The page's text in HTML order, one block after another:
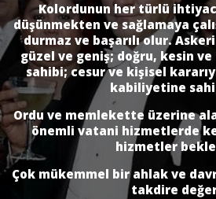
Kolordunun her türlü
düşünmekten ve sağlamaya
durmaz ve başarılı olur.
güzel ve geniş; doğru, kesin
sahibi; cesur ve kişisel
kabiliyetine
Ordu ve memlekette üzerine
önemli vatani hizmetlerde
hizmetler
Çok mükemmel bir ahlak ve
takdire